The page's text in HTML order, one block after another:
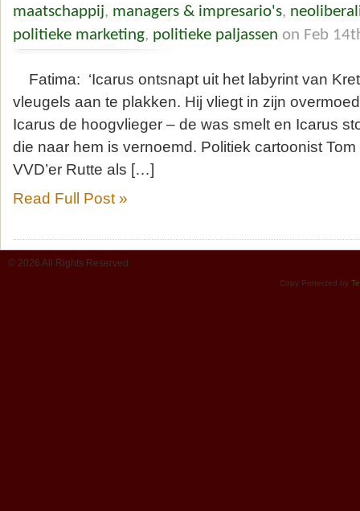
maatschappij, managers & impresario's,
politieke marketing, politieke paljassen on Feb
Fatima: ‘Icarus ontsnapt uit het labyrint van
vleugels aan te plakken. Hij vliegt in zijn
Icarus de hoogvlieger – de was smelt en Icarus
die naar hem is vernoemd. Politiek cartoonist
VVD’er Rutte als […]
Read Full Post »
© 2026 All Rights Reserved.
Copy Protected by